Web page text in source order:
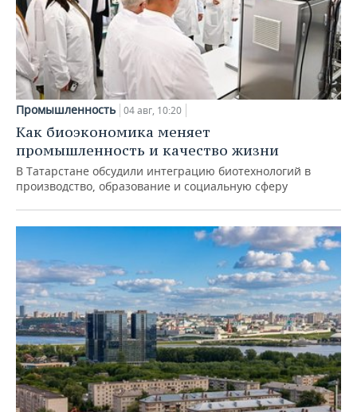
Промышленность 04 авг, 10:20
Как биоэкономика меняет
промышленность и качество жизни
В Татарстане обсудили интеграцию биотехнологий в
производство, образование и социальную сферу